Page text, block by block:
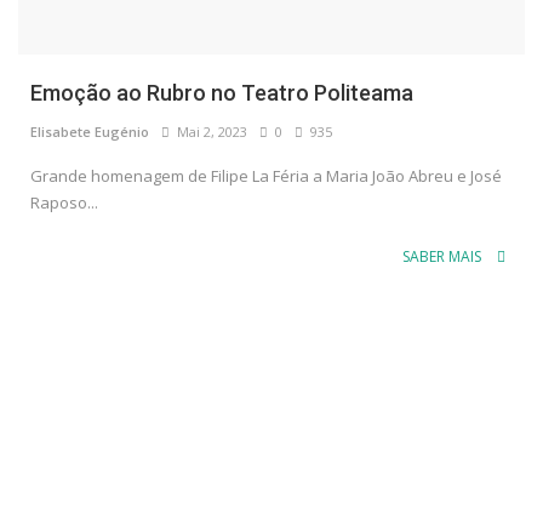
Emoção ao Rubro no Teatro Politeama
Elisabete Eugénio Mai 2, 2023 0 935
Grande homenagem de Filipe La Féria a Maria João Abreu e José
Raposo...
SABER MAIS